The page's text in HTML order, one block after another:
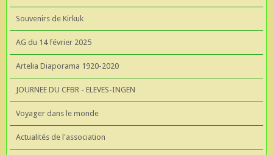
Souvenirs de Kirkuk
AG du 14 février 2025
Artelia Diaporama 1920-2020
JOURNEE DU CFBR - ELEVES-INGEN
Voyager dans le monde
Actualités de l'association